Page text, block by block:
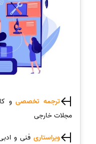
ترجمه تخصصیو
مجلات خارجی
ویراستاری فنی و